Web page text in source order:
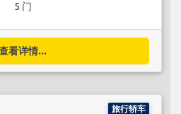
5 门
看详情...
旅行轿车